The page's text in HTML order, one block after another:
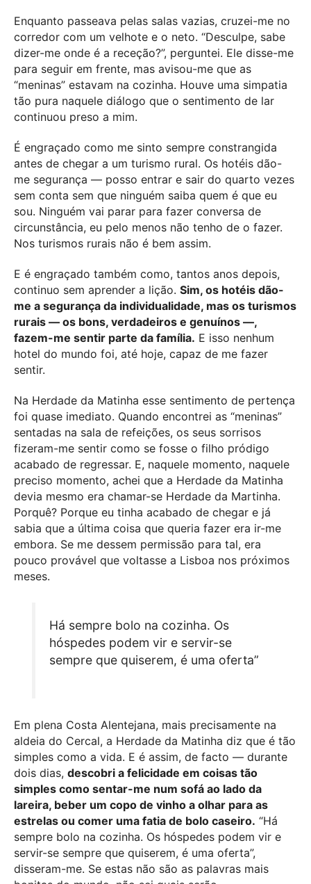
Enquanto passeava pelas salas vazias, cruzei-me no
corredor com um velhote e o neto. “Desculpe, sabe
dizer-me onde é a receção?”, perguntei. Ele disse-me
para seguir em frente, mas avisou-me que as
“meninas” estavam na cozinha. Houve uma simpatia
tão pura naquele diálogo que o sentimento de lar
continuou preso a mim.
É engraçado como me sinto sempre constrangida
antes de chegar a um turismo rural. Os hotéis dão-
me segurança — posso entrar e sair do quarto vezes
sem conta sem que ninguém saiba quem é que eu
sou. Ninguém vai parar para fazer conversa de
circunstância, eu pelo menos não tenho de o fazer.
Nos turismos rurais não é bem assim.
E é engraçado também como, tantos anos depois,
continuo sem aprender a lição. Sim, os hotéis dão-
me a segurança da individualidade, mas os turismos
rurais — os bons, verdadeiros e genuínos —,
fazem-me sentir parte da família. E isso nenhum
hotel do mundo foi, até hoje, capaz de me fazer
sentir.
Na Herdade da Matinha esse sentimento de pertença
foi quase imediato. Quando encontrei as “meninas”
sentadas na sala de refeições, os seus sorrisos
fizeram-me sentir como se fosse o filho pródigo
acabado de regressar. E, naquele momento, naquele
preciso momento, achei que a Herdade da Matinha
devia mesmo era chamar-se Herdade da Martinha.
Porquê? Porque eu tinha acabado de chegar e já
sabia que a última coisa que queria fazer era ir-me
embora. Se me dessem permissão para tal, era
pouco provável que voltasse a Lisboa nos próximos
meses.
Há sempre bolo na cozinha. Os
hóspedes podem vir e servir-se
sempre que quiserem, é uma oferta”
Em plena Costa Alentejana, mais precisamente na
aldeia do Cercal, a Herdade da Matinha diz que é tão
simples como a vida. E é assim, de facto — durante
dois dias, descobri a felicidade em coisas tão
simples como sentar-me num sofá ao lado da
lareira, beber um copo de vinho a olhar para as
estrelas ou comer uma fatia de bolo caseiro. “Há
sempre bolo na cozinha. Os hóspedes podem vir e
servir-se sempre que quiserem, é uma oferta”,
disseram-me. Se estas não são as palavras mais